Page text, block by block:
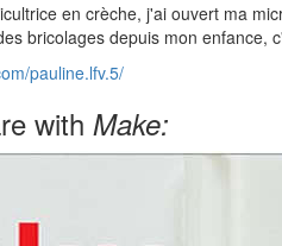
en crèche, j'ai ouvert ma
bricolages depuis mon
pauline.lfv.5/
with Make: